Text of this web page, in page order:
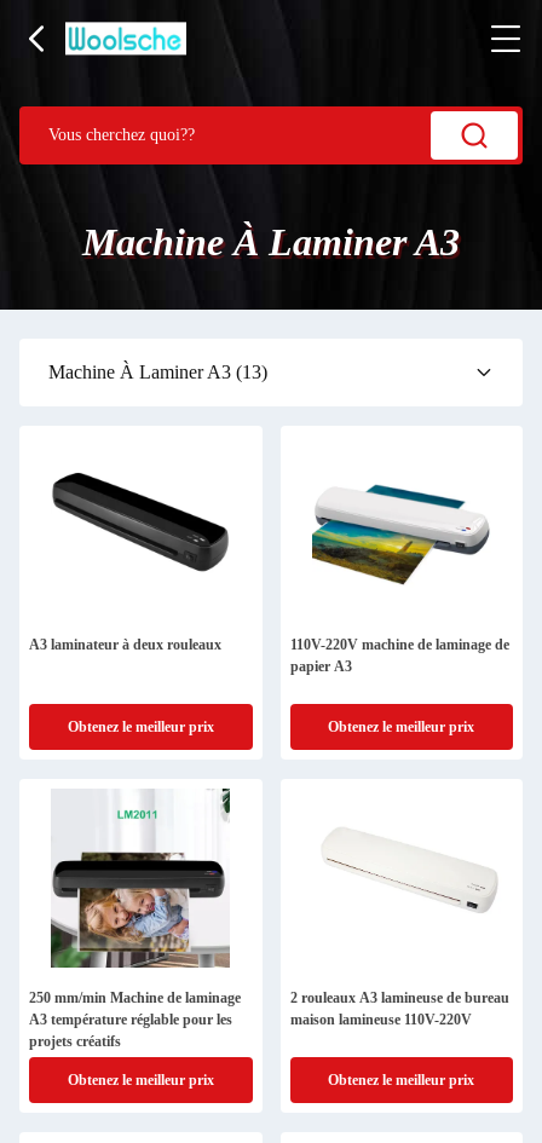
Machine À Laminer A3
Machine À Laminer A3 (13)
A3 laminateur à deux rouleaux
Obtenez le meilleur prix
110V-220V machine de laminage de
papier A3
Obtenez le meilleur prix
250 mm/min Machine de laminage
A3 température réglable pour les
projets créatifs
Obtenez le meilleur prix
2 rouleaux A3 lamineuse de bureau
maison lamineuse 110V-220V
Obtenez le meilleur prix